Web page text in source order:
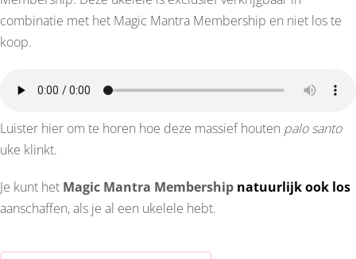
combinatie met het Magic Mantra Membership en niet los te
koop.
Luister hier om te horen hoe deze massief houten palo santo
uke klinkt.
Je kunt het Magic Mantra Membership natuurlijk ook los
aanschaffen, als je al een ukelele hebt.